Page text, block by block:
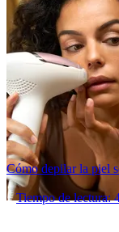
Cómo depilar la piel
Tiempo de lectura: